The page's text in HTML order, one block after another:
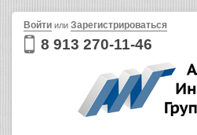
8 913 270-11-46
Войти или Зарегистрироваться